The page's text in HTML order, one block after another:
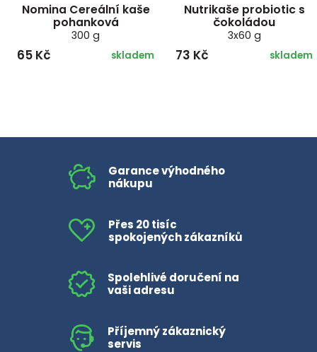
Nomina Cereální kaše
pohanková
300 g
65 Kč skladem
Nutrikaše probiotic s
čokoládou
3x60 g
73 Kč skladem
Garance výhodného
nákupu
Přes 20 tisíc
spokojených zákazníků
Spolehlivé doručení na
vaši adresu
Příjemný zákaznický
servis